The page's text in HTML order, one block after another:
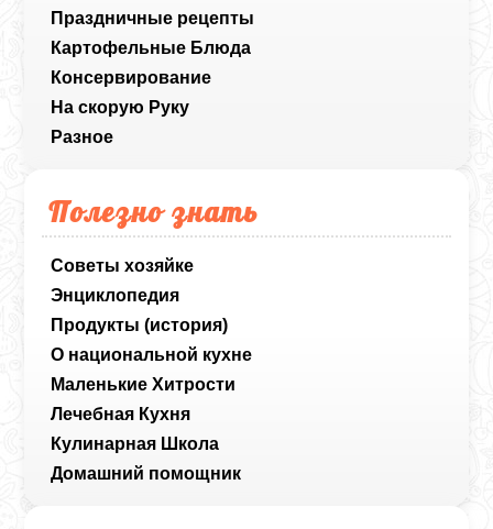
Праздничные рецепты
Картофельные Блюда
Консервирование
На скорую Руку
Разное
Полезно знать
Советы хозяйке
Энциклопедия
Продукты (история)
О национальной кухне
Маленькие Хитрости
Лечебная Кухня
Кулинарная Школа
Домашний помощник